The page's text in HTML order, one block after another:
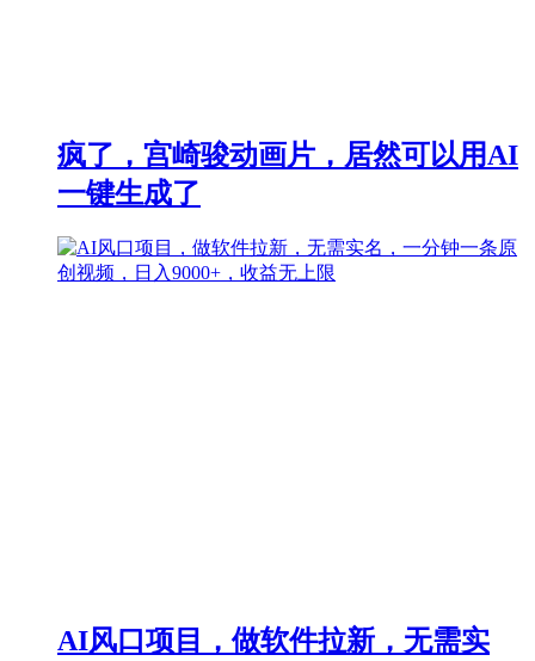
疯了，宫崎骏动画片，居然可以用AI
一键生成了
AI风口项目，做软件拉新，无需实